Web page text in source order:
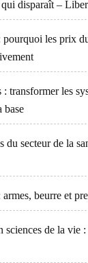
disparaît –
les prix
: transformer les
base
du secteur de la
beurre et
sciences de la vie